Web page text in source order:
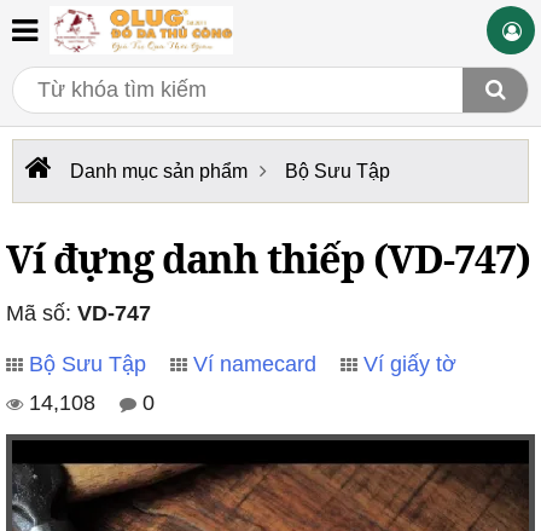
Danh mục sản phẩm Bộ Sưu Tập
Ví đựng danh thiếp (VD-747)
Mã số: VD-747
Bộ Sưu Tập Ví namecard
Ví giấy tờ
14,108
0